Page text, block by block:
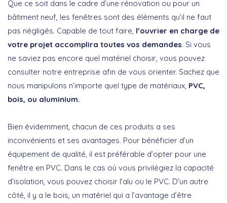
Que ce soit dans le cadre d’une rénovation ou pour un
bâtiment neuf, les fenêtres sont des éléments qu’il ne faut
pas négligés. Capable de tout faire, l’ouvrier en charge de
votre projet accomplira toutes vos demandes. Si vous
ne saviez pas encore quel matériel choisir, vous pouvez
consulter notre entreprise afin de vous orienter. Sachez que
nous manipulons n’importe quel type de matériaux, PVC,
bois, ou aluminium.
Bien évidemment, chacun de ces produits a ses
inconvénients et ses avantages. Pour bénéficier d’un
équipement de qualité, il est préférable d’opter pour une
fenêtre en PVC. Dans le cas où vous privilégiez la capacité
d’isolation, vous pouvez choisir l’alu ou le PVC. D’un autre
côté, il y a le bois, un matériel qui a l’avantage d’être